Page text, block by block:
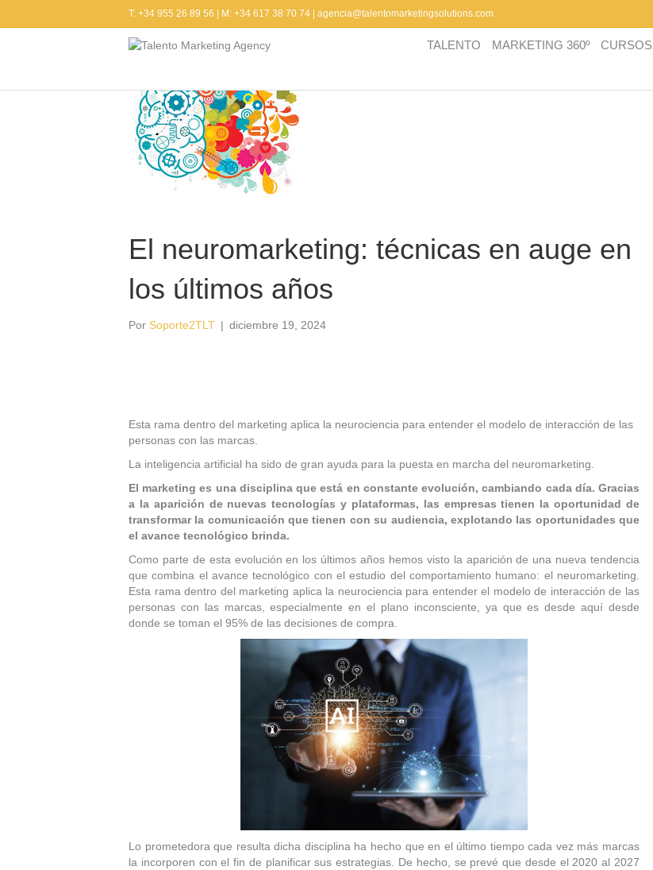
T: +34 955 26 89 56 | M: +34 617 38 70 74 | agencia@talentomarketingsolutions.com
TALENTO MARKETING 360º CURSOS
El neuromarketing: técnicas en auge en
los últimos años
Por Soporte2TLT | diciembre 19, 2024
Esta rama dentro del marketing aplica la neurociencia para entender el modelo de interacción de las
personas con las marcas.
La inteligencia artificial ha sido de gran ayuda para la puesta en marcha del neuromarketing.
El marketing es una disciplina que está en constante evolución, cambiando cada día. Gracias
a la aparición de nuevas tecnologías y plataformas, las empresas tienen la oportunidad de
transformar la comunicación que tienen con su audiencia, explotando las oportunidades que
el avance tecnológico brinda.
Como parte de esta evolución en los últimos años hemos visto la aparición de una nueva tendencia
que combina el avance tecnológico con el estudio del comportamiento humano: el neuromarketing.
Esta rama dentro del marketing aplica la neurociencia para entender el modelo de interacción de las
personas con las marcas, especialmente en el plano inconsciente, ya que es desde aquí desde
donde se toman el 95% de las decisiones de compra.
Lo prometedora que resulta dicha disciplina ha hecho que en el último tiempo cada vez más marcas
la incorporen con el fin de planificar sus estrategias. De hecho, se prevé que desde el 2020 al 2027